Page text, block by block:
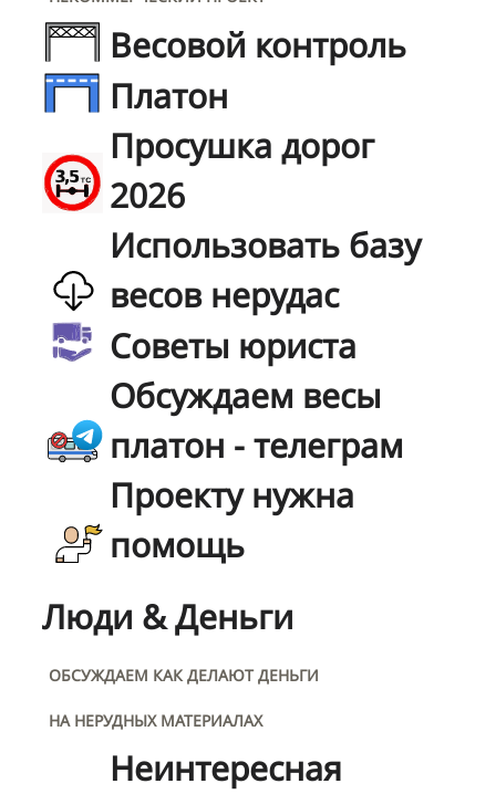
Весовой контроль
Платон
Просушка дорог
2026
Использовать базу
весов нерудас
Советы юриста
Обсуждаем весы
платон - телеграм
Проекту нужна
помощь
Люди & Деньги
ОБСУЖДАЕМ КАК ДЕЛАЮТ ДЕНЬГИ
НА НЕРУДНЫХ МАТЕРИАЛАХ
Неинтересная